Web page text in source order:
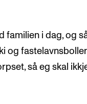
familien i dag, og
og
så eg skal